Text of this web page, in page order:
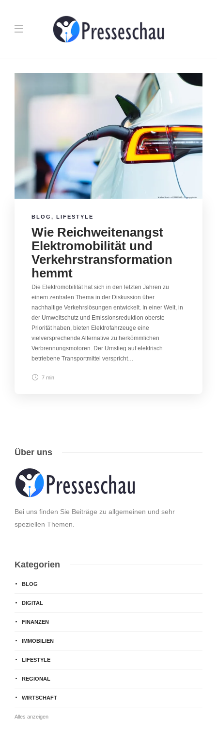
BLOG , LIFESTYLE
Wie Reichweitenangst
Elektromobilität und
Verkehrstransformation
hemmt
Die Elektromobilität hat sich in den letzten Jahren zu
einem zentralen Thema in der Diskussion über
nachhaltige Verkehrslösungen entwickelt. In einer Welt, in
der Umweltschutz und Emissionsreduktion oberste
Priorität haben, bieten Elektrofahrzeuge eine
vielversprechende Alternative zu herkömmlichen
Verbrennungsmotoren. Der Umstieg auf elektrisch
betriebene Transportmittel verspricht…
7 min
Über uns
Bei uns finden Sie Beiträge zu allgemeinen und sehr
speziellen Themen.
Kategorien
BLOG
DIGITAL
FINANZEN
IMMOBILIEN
LIFESTYLE
REGIONAL
WIRTSCHAFT
Alles anzeigen